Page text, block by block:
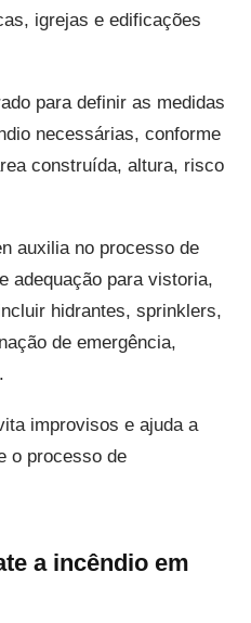
igrejas e edificações
para definir as medidas
necessárias, conforme
construída, altura, risco
auxilia no processo de
adequação para vistoria,
hidrantes, sprinklers,
de emergência,
improvisos e ajuda a
o processo de
a incêndio em